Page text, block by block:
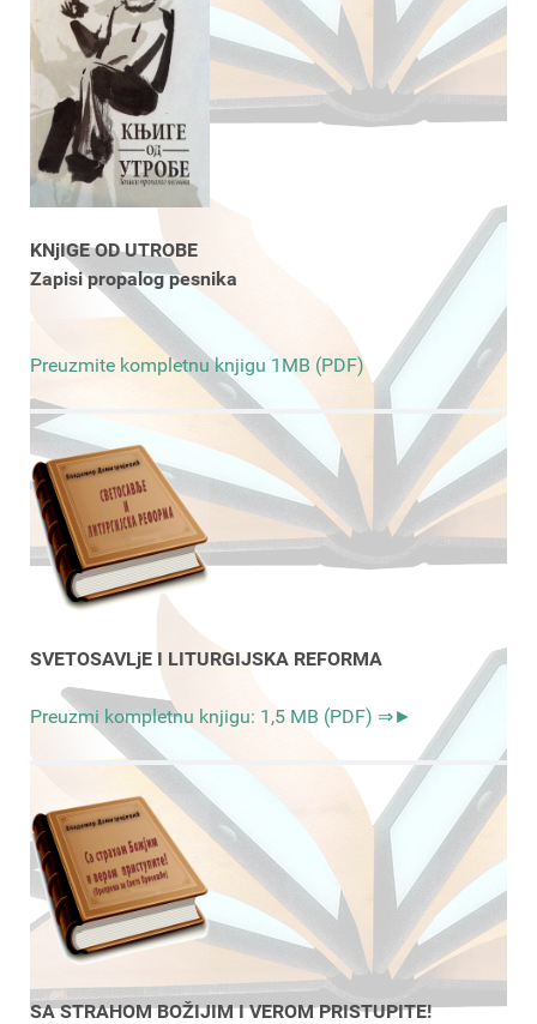
KNjIGE OD UTROBE
Zapisi propalog pesnika
Preuzmite kompletnu knjigu 1MB (PDF)
SVETOSAVLjE I LITURGIJSKA REFORMA
Preuzmi kompletnu knjigu: 1,5 MB (PDF) ⇒►
SA STRAHOM BOŽIJIM I VEROM PRISTUPITE!